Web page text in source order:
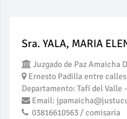
Sra. YALA, MARIA
Juzgado de Paz Amaicha
Ernesto Padilla entre
Departamento: Tafí del Valle
Email:
03816610563 / comisaria